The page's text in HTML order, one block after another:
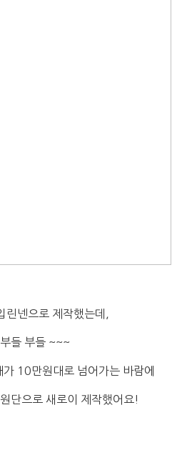
린넨으로 제작했는데,
들 부들 ~~~
10만원대로 넘어가는 바람에
단으로 새로이 제작했어요!